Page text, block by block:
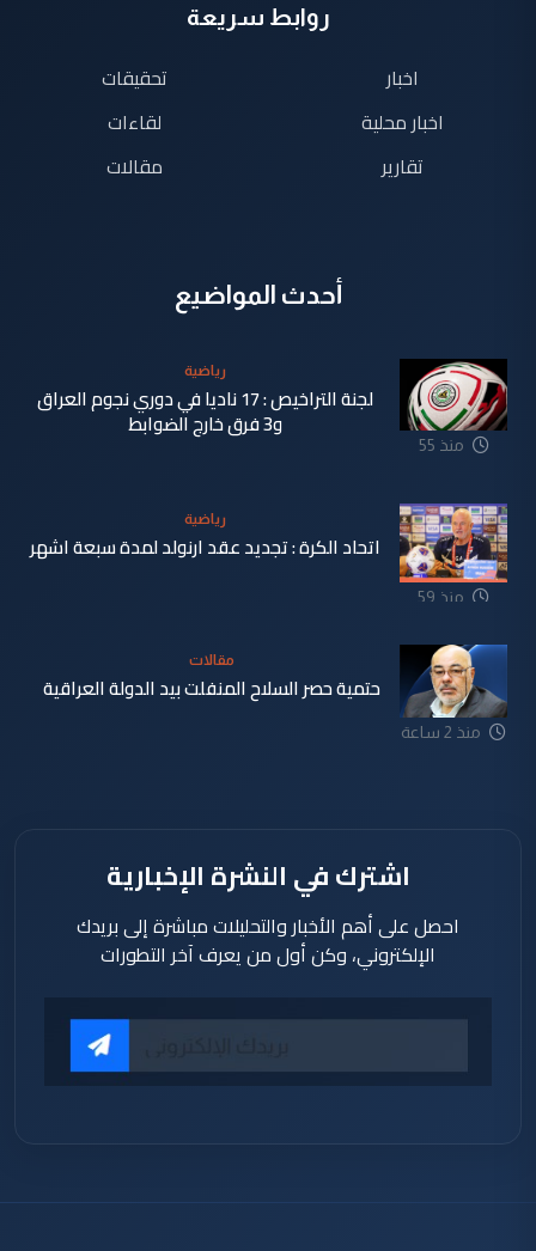
روابط سريعة
اخبار
اخبار محلية
تقارير
تحقيقات
لقاءات
مقالات
أحدث المواضيع
منذ 55
رياضية
لجنة التراخيص : 17 ناديا في دوري نجوم العراق
و3 فرق خارج الضوابط
منذ 59
رياضية
اتحاد الكرة : تجديد عقد ارنولد لمدة سبعة اشهر
منذ 2 ساعة
مقالات
حتمية حصر السلاح المنفلت بيد الدولة العراقية
اشترك في النشرة الإخبارية
احصل على أهم الأخبار والتحليلات مباشرة إلى بريدك
الإلكتروني، وكن أول من يعرف آخر التطورات